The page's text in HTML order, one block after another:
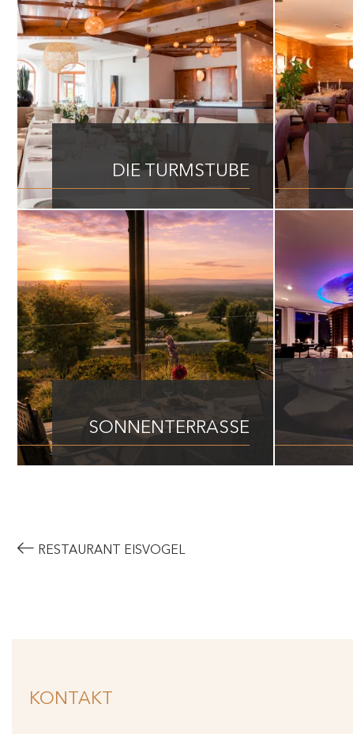
DIE TURMSTUBE
SONNENTERRASSE
RESTAURANT EISVOGEL
KONTAKT